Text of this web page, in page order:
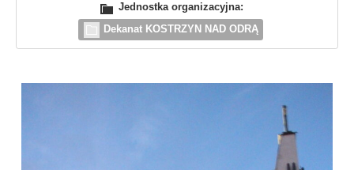
Jednostka organizacyjna:
Dekanat KOSTRZYN NAD ODRĄ